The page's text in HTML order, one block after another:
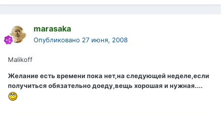
marasaka
Опубликовано 27 июня, 2008
Malikoff
Желание есть времени пока нет,на следующей неделе,если
получиться обязательно доеду,вещь хорошая и нужная....